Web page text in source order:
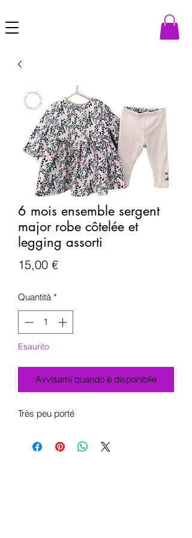
6 mois ensemble sergent
major robe côtelée et
legging assorti
15,00 €Prezzo
Quantità *
Esaurito
Avvisami quando è disponibile
Très peu porté